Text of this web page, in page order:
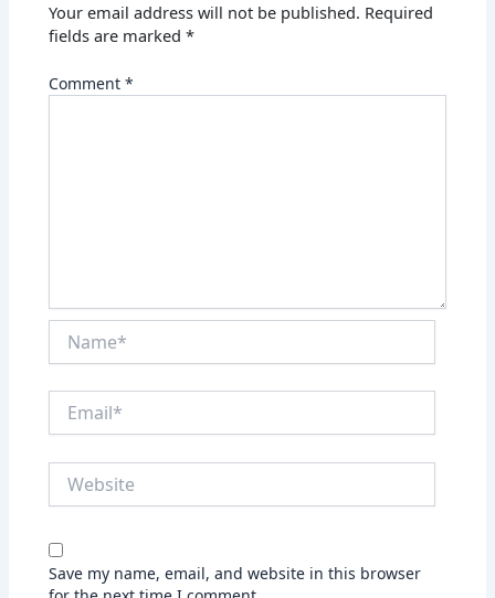
Your email address will not be published. Required
fields are marked*
Comment*
Save my name, email, and website in this browser